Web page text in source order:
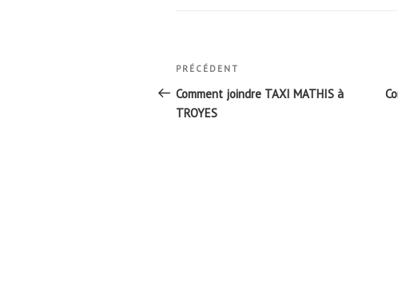
Navigation
de
l’article
Article
précédent
PRÉCÉDENT
Comment joindre TAXI MATHIS à
TROYES